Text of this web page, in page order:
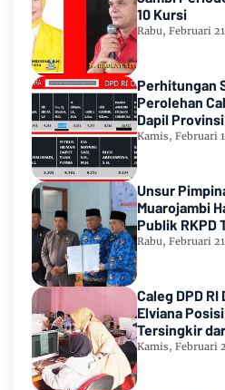
10 Kursi
Rabu, Februari
Perhitungan
Perolehan
Dapil
Urutan
Kamis, Februari
Unsur
Muarojambi
Publik RKPD
Rabu, Februari
Caleg DPD
Elviana
Tersingkir
Kamis, Februari